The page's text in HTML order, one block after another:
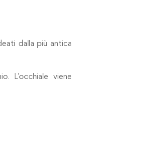
dalla più antica
L’occhiale viene